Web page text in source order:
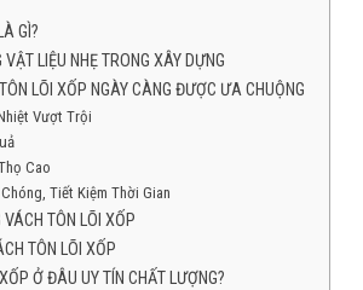
GÌ?
LIỆU NHẸ TRONG XÂY DỰNG
LÕI XỐP NGÀY CÀNG ĐƯỢC ƯA CHUỘNG
Vượt Trội
Cao
Tiết Kiệm Thời Gian
TÔN LÕI XỐP
TÔN LÕI XỐP
Ở ĐÂU UY TÍN CHẤT LƯỢNG?